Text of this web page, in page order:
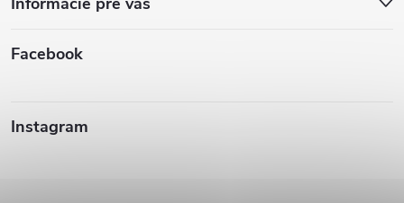
Facebook
Instagram